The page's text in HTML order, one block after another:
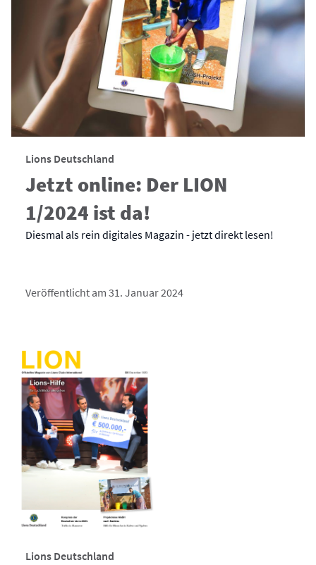
Lions Deutschland
Jetzt online: Der LION
1/2024 ist da!
Diesmal als rein digitales Magazin - jetzt direkt lesen!
Veröffentlicht am 31. Januar 2024
Lions Deutschland